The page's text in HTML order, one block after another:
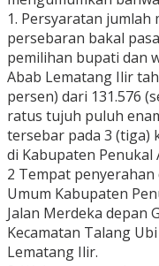
1. Persyaratan
persebaran bakal
pemilihan bupati dan
Abab Lematang Ilir
persen) dari 131.576
ratus tujuh puluh
tersebar pada 3 (tiga)
di Kabupaten Penukal
2 Tempat
Umum Kabupaten
Jalan Merdeka depan
Kecamatan Talang
Lematang Ilir.